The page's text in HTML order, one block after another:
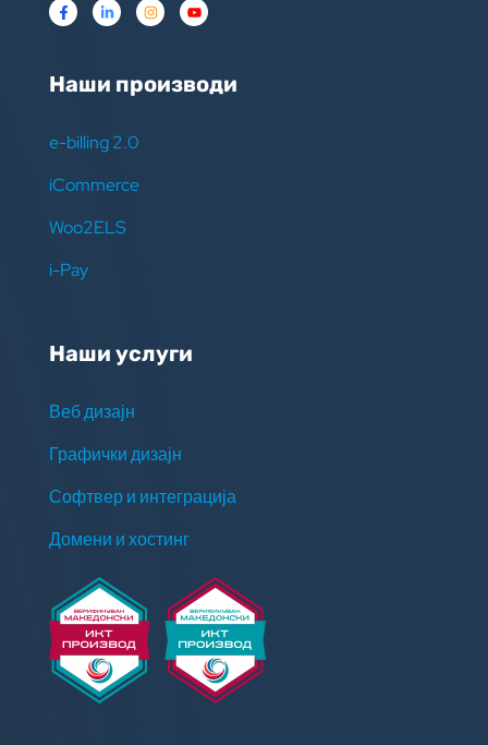
Наши производи
e-billing 2.0
iCommerce
Woo2ELS
i-Pay
Наши услуги
Веб дизајн
Графички дизајн
Софтвер и интеграција
Домени и хостинг